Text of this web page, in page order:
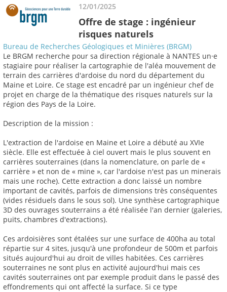
12/01/2025
Offre de stage : ingénieur
risques naturels
Bureau de Recherches Géologiques et Minières (BRGM)
Le BRGM recherche pour sa direction régionale à NANTES un·e
stagiaire pour réaliser la cartographie de l'aléa mouvement de
terrain des carrières d'ardoise du nord du département du
Maine et Loire. Ce stage est encadré par un ingénieur chef de
projet en charge de la thématique des risques naturels sur la
région des Pays de la Loire.
Description de la mission :
L'extraction de l'ardoise en Maine et Loire a débuté au XVIe
siècle. Elle est effectuée à ciel ouvert mais le plus souvent en
carrières souterraines (dans la nomenclature, on parle de «
carrière » et non de « mine », car l'ardoise n'est pas un minerais
mais une roche). Cette extraction a donc laissé un nombre
important de cavités, parfois de dimensions très conséquentes
(vides résiduels dans le sous sol). Une synthèse cartographique
3D des ouvrages souterrains a été réalisée l'an dernier (galeries,
puits, chambres d'extractions).
Ces ardoisières sont étalées sur une surface de 400ha au total
répartie sur 4 sites, jusqu'à une profondeur de 500m et parfois
situés aujourd'hui au droit de villes habitées. Ces carrières
souterraines ne sont plus en activité aujourd'hui mais ces
cavités souterraines ont par exemple produit dans le passé des
effondrements qui ont affecté la surface. Si ce type